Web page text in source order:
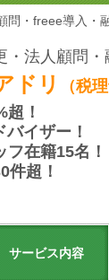
問・freee導入・
・法人顧問・
ドリ
（税
超！
バイザー ！
フ在籍15名
件超！
サービス内容